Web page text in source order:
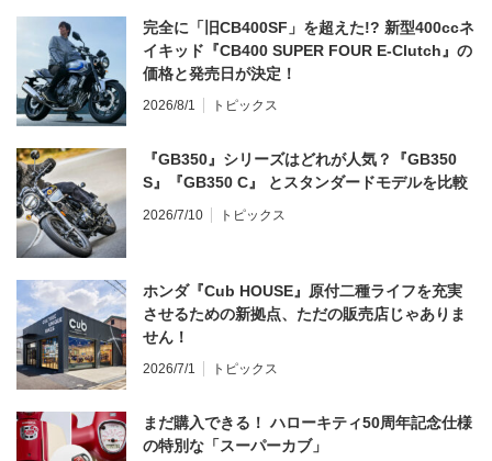
完全に「旧CB400SF」を超えた!? 新型400ccネ
イキッド『CB400 SUPER FOUR E-Clutch』の
価格と発売日が決定！
2026/8/1 トピックス
『GB350』シリーズはどれが人気？『GB350
S』『GB350 C』 とスタンダードモデルを比較
2026/7/10 トピックス
ホンダ『Cub HOUSE』原付二種ライフを充実
させるための新拠点、ただの販売店じゃありま
せん！
2026/7/1 トピックス
まだ購入できる！ ハローキティ50周年記念仕様
の特別な「スーパーカブ」